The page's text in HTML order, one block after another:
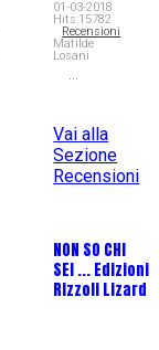
01-03-2018
Hits:15782
Recensioni
Matilde
Losani
...
Vai alla
Sezione
Recensioni
NON SO CHI
SEI ... Edizioni
Rizzoli Lizard